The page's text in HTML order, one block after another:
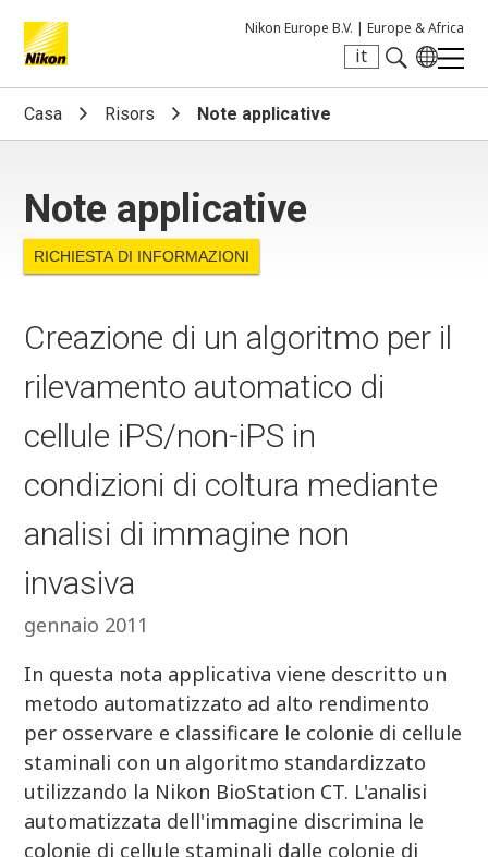
Nikon Europe B.V. | Europe & Africa
it
Search keyword(s)
Casa Risors Note applicative
Note applicative
RICHIESTA DI INFORMAZIONI
Creazione di un algoritmo per il
rilevamento automatico di
cellule iPS/non-iPS in
condizioni di coltura mediante
analisi di immagine non
invasiva
gennaio 2011
In questa nota applicativa viene descritto un
metodo automatizzato ad alto rendimento
per osservare e classificare le colonie di cellule
staminali con un algoritmo standardizzato
utilizzando la Nikon BioStation CT. L'analisi
automatizzata dell'immagine discrimina le
colonie di cellule staminali dalle colonie di